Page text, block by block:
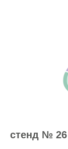
стенд № 26